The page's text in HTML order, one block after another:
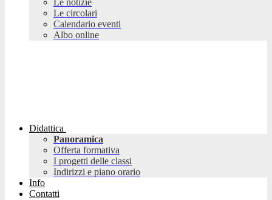
Le notizie
Le circolari
Calendario eventi
Albo online
Didattica
Panoramica
Offerta formativa
I progetti delle classi
Indirizzi e piano orario
Info
Contatti